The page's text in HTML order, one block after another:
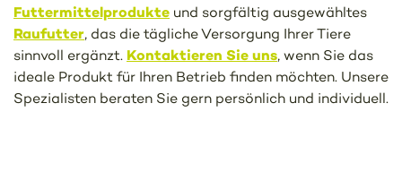
Futtermittelprodukte und sorgfältig ausgewähltes
Raufutter, das die tägliche Versorgung Ihrer Tiere
sinnvoll ergänzt. Kontaktieren Sie uns, wenn Sie das
ideale Produkt für Ihren Betrieb finden möchten. Unsere
Spezialisten beraten Sie gern persönlich und individuell.